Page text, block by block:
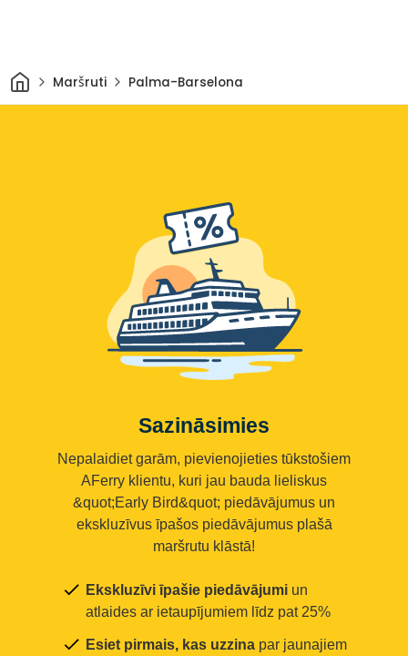
Sākums
Maršruti Palma-Barselona
Sazināsimies
Nepalaidiet garām, pievienojieties tūkstošiem
AFerry klientu, kuri jau bauda lieliskus
&quot;Early Bird&quot; piedāvājumus un
ekskluzīvus īpašos piedāvājumus plašā
maršrutu klāstā!
Ekskluzīvi īpašie piedāvājumi un
atlaides ar ietaupījumiem līdz pat 25%
Esiet pirmais, kas uzzina par jaunajiem